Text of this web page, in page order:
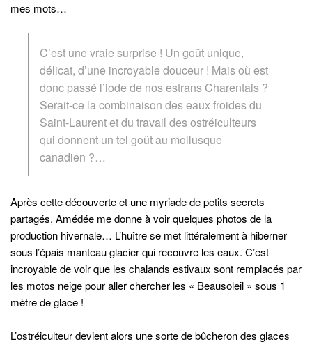
mes mots…
C’est une vraie surprise ! Un goût unique,
délicat, d’une incroyable douceur ! Mais où est
donc passé l’iode de nos estrans Charentais ?
Serait-ce la combinaison des eaux froides du
Saint-Laurent et du travail des ostréiculteurs
qui donnent un tel goût au mollusque
canadien ?…
Après cette découverte et une myriade de petits secrets
partagés, Amédée me donne à voir quelques photos de la
production hivernale… L’huître se met littéralement à hiberner
sous l’épais manteau glacier qui recouvre les eaux. C’est
incroyable de voir que les chalands estivaux sont remplacés par
les motos neige pour aller chercher les « Beausoleil » sous 1
mètre de glace !
L’ostréiculteur devient alors une sorte de bûcheron des glaces